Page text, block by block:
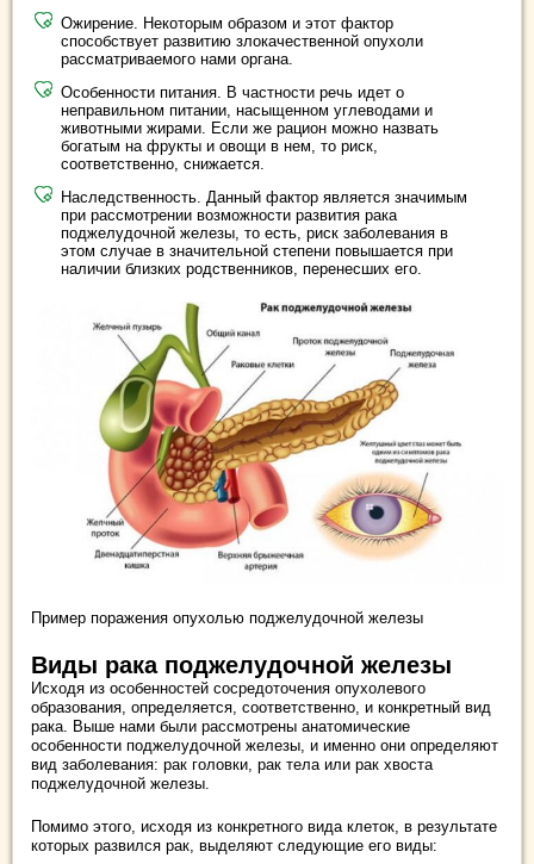
Ожирение. Некоторым образом и этот фактор
способствует развитию злокачественной опухоли
рассматриваемого нами органа.
Особенности питания. В частности речь идет о
неправильном питании, насыщенном углеводами и
животными жирами. Если же рацион можно назвать
богатым на фрукты и овощи в нем, то риск,
соответственно, снижается.
Наследственность. Данный фактор является значимым
при рассмотрении возможности развития рака
поджелудочной железы, то есть, риск заболевания в
этом случае в значительной степени повышается при
наличии близких родственников, перенесших его.
Пример поражения опухолью поджелудочной железы
Виды рака поджелудочной железы
Исходя из особенностей сосредоточения опухолевого
образования, определяется, соответственно, и конкретный вид
рака. Выше нами были рассмотрены анатомические
особенности поджелудочной железы, и именно они определяют
вид заболевания: рак головки, рак тела или рак хвоста
поджелудочной железы.
Помимо этого, исходя из конкретного вида клеток, в результате
которых развился рак, выделяют следующие его виды: